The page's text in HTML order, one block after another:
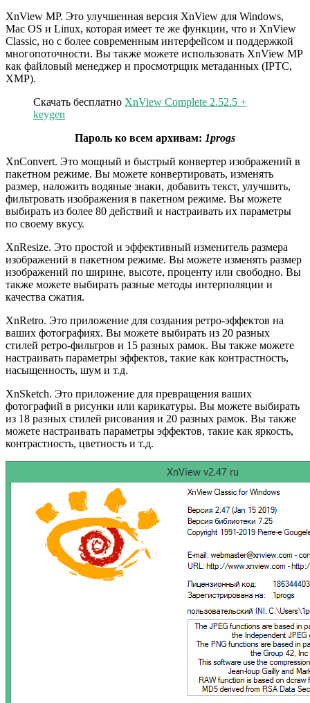
XnView MP. Это улучшенная версия XnView для Windows,
Mac OS и Linux, которая имеет те же функции, что и XnView
Classic, но с более современным интерфейсом и поддержкой
многопоточности. Вы также можете использовать XnView MP
как файловый менеджер и просмотрщик метаданных (IPTC,
XMP).
Скачать бесплатно XnView Complete 2.52.5 +
keygen
Пароль ко всем архивам: 1progs
XnConvert. Это мощный и быстрый конвертер изображений в
пакетном режиме. Вы можете конвертировать, изменять
размер, наложить водяные знаки, добавить текст, улучшить,
фильтровать изображения в пакетном режиме. Вы можете
выбирать из более 80 действий и настраивать их параметры
по своему вкусу.
XnResize. Это простой и эффективный изменитель размера
изображений в пакетном режиме. Вы можете изменять размер
изображений по ширине, высоте, проценту или свободно. Вы
также можете выбирать разные методы интерполяции и
качества сжатия.
XnRetro. Это приложение для создания ретро-эффектов на
ваших фотографиях. Вы можете выбирать из 20 разных
стилей ретро-фильтров и 15 разных рамок. Вы также можете
настраивать параметры эффектов, такие как контрастность,
насыщенность, шум и т.д.
XnSketch. Это приложение для превращения ваших
фотографий в рисунки или карикатуры. Вы можете выбирать
из 18 разных стилей рисования и 20 разных рамок. Вы также
можете настраивать параметры эффектов, такие как яркость,
контрастность, цветность и т.д.